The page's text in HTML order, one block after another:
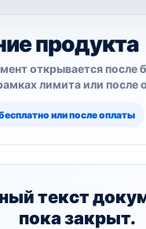
продукта
открывается после
лимита или после
или после оплаты
текст
пока закрыт.